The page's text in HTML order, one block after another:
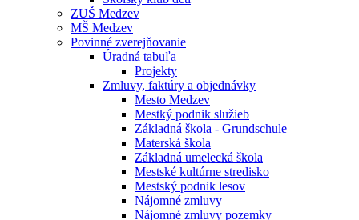
ZUŠ Medzev
MŠ Medzev
Povinné zverejňovanie
Úradná tabuľa
Projekty
Zmluvy, faktúry a objednávky
Mesto Medzev
Mestký podnik služieb
Základná škola - Grundschule
Materská škola
Základná umelecká škola
Mestské kultúrne stredisko
Mestský podnik lesov
Nájomné zmluvy
Nájomné zmluvy pozemky